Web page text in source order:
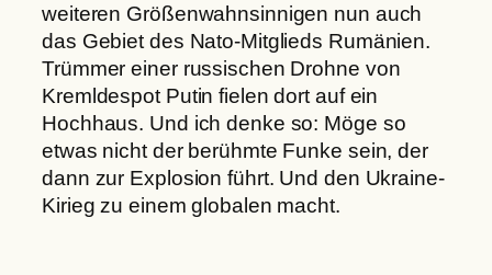
weiteren Größenwahnsinnigen nun auch
das Gebiet des Nato-Mitglieds Rumänien.
Trümmer einer russischen Drohne von
Kremldespot Putin fielen dort auf ein
Hochhaus. Und ich denke so: Möge so
etwas nicht der berühmte Funke sein, der
dann zur Explosion führt. Und den Ukraine-
Kirieg zu einem globalen macht.